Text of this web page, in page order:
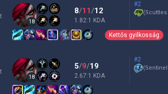
18
8/11/12
1.82:1 KDA
#2
(Scuttles
Kettős gyilkosság
18
5/9/19
2.67:1 KDA
#2
(